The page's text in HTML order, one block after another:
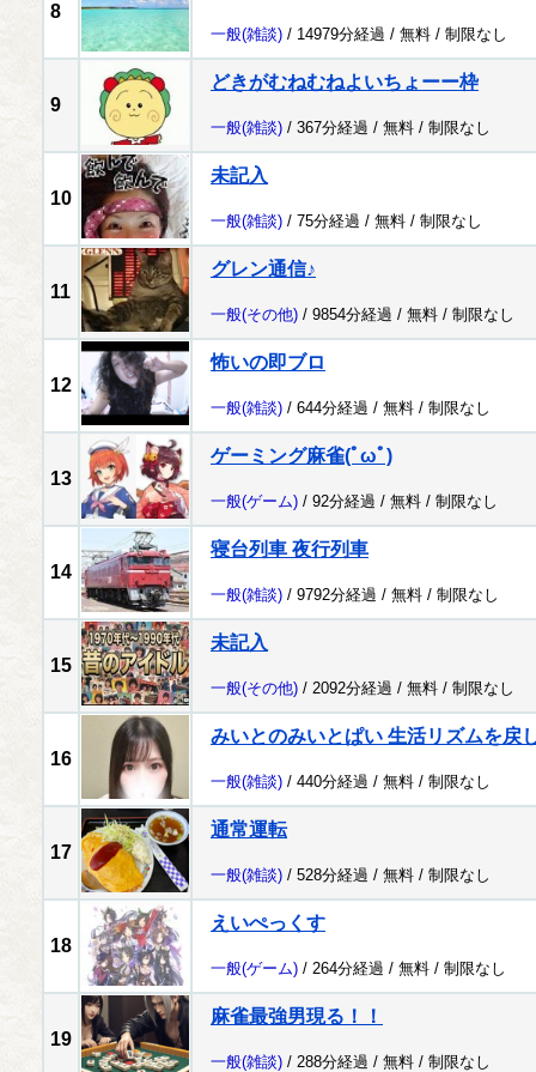
8
一般(雑談) / 14979分経過 / 無料 / 制限なし
9
どきがむねむねよいちょーー枠
一般(雑談) / 367分経過 / 無料 / 制限なし
10
未記入
一般(雑談) / 75分経過 / 無料 / 制限なし
11
グレン通信♪
一般(その他) / 9854分経過 / 無料 / 制限なし
12
怖いの即ブロ
一般(雑談) / 644分経過 / 無料 / 制限なし
13
ゲーミング麻雀(ﾟωﾟ)
一般(ゲーム) / 92分経過 / 無料 / 制限なし
14
寝台列車 夜行列車
一般(雑談) / 9792分経過 / 無料 / 制限なし
15
未記入
一般(その他) / 2092分経過 / 無料 / 制限なし
16
みいとのみいとぱい 生活リズムを戻
一般(雑談) / 440分経過 / 無料 / 制限なし
17
通常運転
一般(雑談) / 528分経過 / 無料 / 制限なし
18
えいぺっくす
一般(ゲーム) / 264分経過 / 無料 / 制限なし
19
麻雀最強男現る！！
一般(雑談) / 288分経過 / 無料 / 制限なし